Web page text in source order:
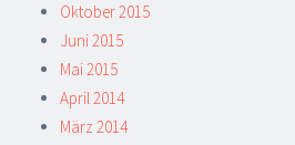
Oktober 2015
Juni 2015
Mai 2015
April 2014
März 2014